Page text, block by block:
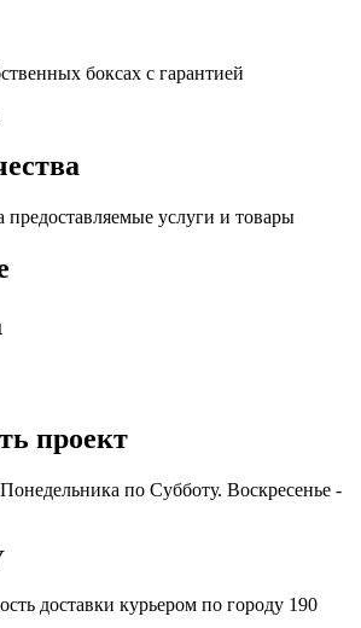
боксах с гарантией
предоставляемые услуги и товары
проект
Понедельника по Субботу. Воскресенье -
доставки курьером по городу 190